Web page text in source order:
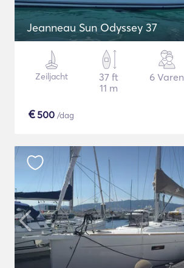
Jeanneau Sun Odyssey 37
Zeiljacht
37 ft
11 m
6 Varen
€500 /dag